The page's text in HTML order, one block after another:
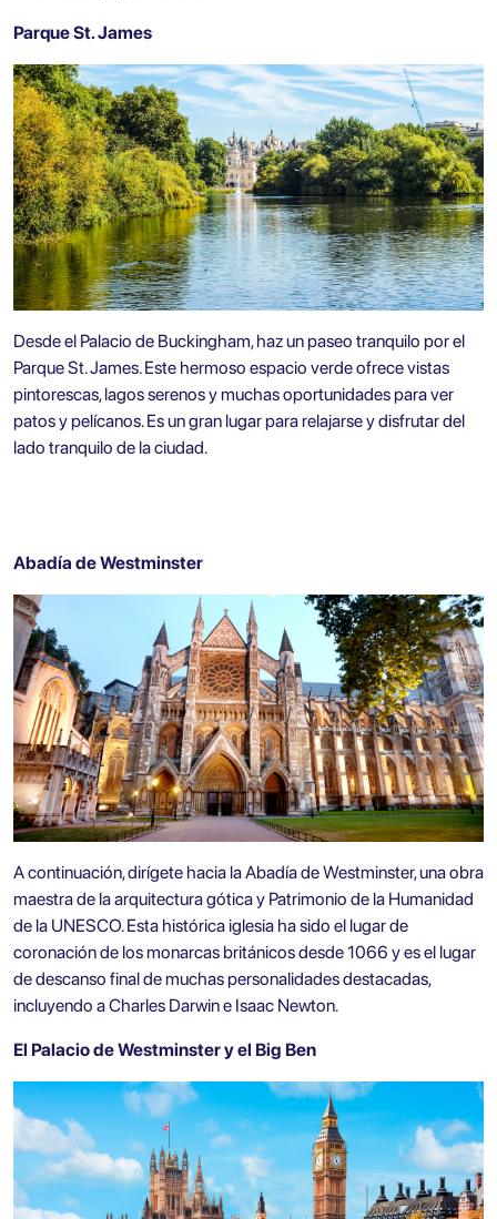
Parque St. James
Desde el Palacio de Buckingham, haz un paseo tranquilo por el
Parque St. James. Este hermoso espacio verde ofrece vistas
pintorescas, lagos serenos y muchas oportunidades para ver
patos y pelícanos. Es un gran lugar para relajarse y disfrutar del
lado tranquilo de la ciudad.
Abadía de Westminster
A continuación, dirígete hacia laAbadía de Westminster, una obra
maestra de la arquitectura gótica y Patrimonio de la Humanidad
de la UNESCO. Esta histórica iglesia ha sido el lugar de
coronación de los monarcas británicos desde 1066 y es el lugar
de descanso final de muchas personalidades destacadas,
incluyendo a Charles Darwin e Isaac Newton.
El Palacio de Westminster y el Big Ben